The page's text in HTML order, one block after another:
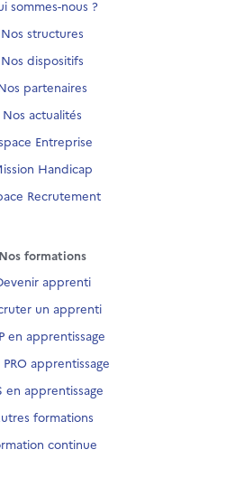
sommes-nous ?
Nos structures
Nos dispositifs
partenaires
Nos actualités
Entreprise
Handicap
Recrutement
Nos formations
apprenti
un apprenti
en apprentissage
PRO apprentissage
en apprentissage
formations
continue